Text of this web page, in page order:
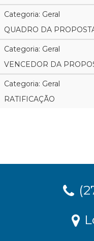
Categoria: Geral
QUADRO DA
Categoria: Geral
VENCEDOR DA
Categoria: Geral
RATIFICAÇÃO